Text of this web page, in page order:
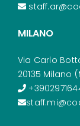
MILANO
Via Carlo
20135 Milano